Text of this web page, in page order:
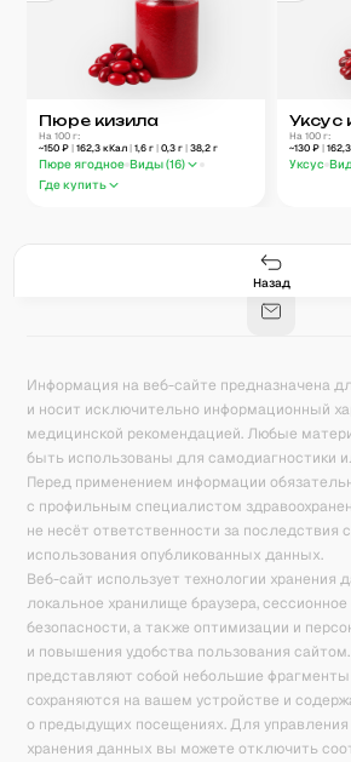
Пюре кизила
На 100 г:
~150 ₽| 162,3 кКал| 1,6 г| 0,3 г| 38,2 г
Пюре ягодное Виды (16)
Где купить
Уксус
На 100 г:
~130 ₽ | 162,3
Уксус
Назад
171
Калькулятор
Информация на веб-сайте предназначена
и носит исключительно информационный
медицинской рекомендацией. Любые
быть использованы для самодиагностики
Перед применением информации
с профильным специалистом
не несёт ответственности за последствия
использования опубликованных данных.
Веб-сайт использует технологии хранения
локальное хранилище браузера,
безопасности, а также оптимизации и
и повышения удобства пользования
представляют собой небольшие
сохраняются на вашем устройстве и
о предыдущих посещениях. Для управления
хранения данных вы можете отключить